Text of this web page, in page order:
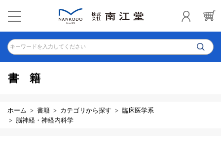
キーワードを入力してください
書籍
ホーム 書籍 カテゴリから探す
臨床医学系
脳神経・神経内科学